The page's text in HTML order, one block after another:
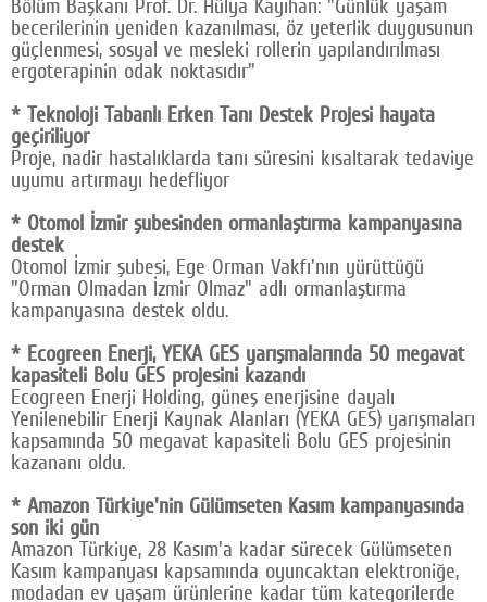
Bölüm Başkanı Prof. Dr. Hülya Kayıhan: "Günlük yaşam
becerilerinin yeniden kazanılması, öz yeterlik duygusunun
güçlenmesi, sosyal ve mesleki rollerin yapılandırılması
ergoterapinin odak noktasıdır"
* Teknoloji Tabanlı Erken Tanı Destek Projesi hayata
geçiriliyor
Proje, nadir hastalıklarda tanı süresini kısaltarak tedaviye
uyumu artırmayı hedefliyor
* Otomol İzmir şubesinden ormanlaştırma kampanyasına
destek
Otomol İzmir şubesi, Ege Orman Vakfı'nın yürüttüğü
"Orman Olmadan İzmir Olmaz" adlı ormanlaştırma
kampanyasına destek oldu.
* Ecogreen Enerji, YEKA GES yarışmalarında 50 megavat
kapasiteli Bolu GES projesini kazandı
Ecogreen Enerji Holding, güneş enerjisine dayalı
Yenilenebilir Enerji Kaynak Alanları (YEKA GES) yarışmaları
kapsamında 50 megavat kapasiteli Bolu GES projesinin
kazananı oldu.
* Amazon Türkiye'nin Gülümseten Kasım kampanyasında
son iki gün
Amazon Türkiye, 28 Kasım'a kadar sürecek Gülümseten
Kasım kampanyası kapsamında oyuncaktan elektroniğe,
modadan ev yaşam ürünlerine kadar tüm kategorilerde